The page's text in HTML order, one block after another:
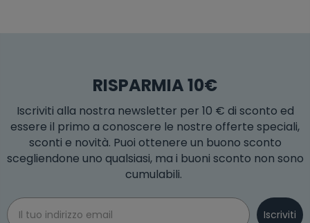
RISPARMIA 10€
Iscriviti alla nostra newsletter per 10 € di sconto ed
essere il primo a conoscere le nostre offerte speciali,
sconti e novità. Puoi ottenere un buono sconto
scegliendone uno qualsiasi, ma i buoni sconto non sono
cumulabili.
Email
Iscriviti